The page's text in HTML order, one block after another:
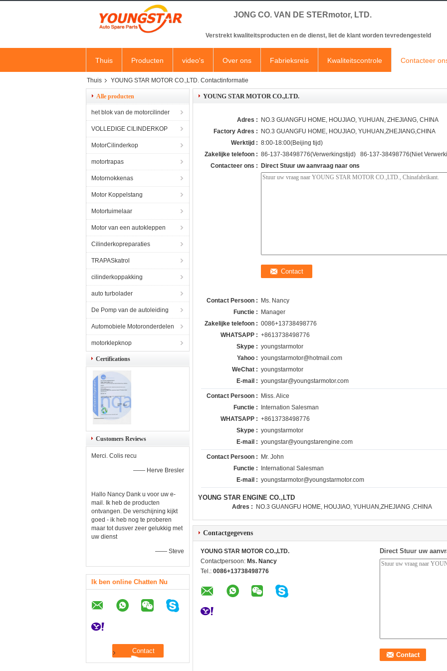
JONG CO. VAN DE STERmotor, LTD.
Verstrekt kwaliteitsproducten en de dienst, liet de klant worden tevredengesteld
Thuis Producten video's Over ons Fabrieksreis Kwaliteitscontrole Contacteer
Thuis YOUNG STAR MOTOR CO.,LTD. Contactinformatie
Alle producten
het blok van de motorcilinder
VOLLEDIGE CILINDERKOP
MotorCilinderkop
motortrapas
Motornokkenas
Motor Koppelstang
Motortuimelaar
Motor van een autokleppen
Cilinderkopreparaties
TRAPASkatrol
cilinderkoppakking
auto turbolader
De Pomp van de autoleiding
Automobiele Motoronderdelen
motorklepknop
Certifications
Customers Reviews
Merci. Colis recu
—— Herve Bresler
Hallo Nancy Dank u voor uw e-
mail. Ik heb de producten
ontvangen. De verschijning kijkt
goed - ik heb nog te proberen
maar tot dusver zeer gelukkig met
uw dienst
—— Steve
Ik ben online Chatten Nu
YOUNG STAR MOTOR CO.,LTD.
Adres :
NO.3 GUANGFU HOME, HOUJIAO, YUHUAN, ZHEJIANG, CHINA
Factory Adres :
NO.3 GUANGFU HOME, HOUJIAO, YUHUAN,ZHEJIANG,CHINA
Werktijd : 8:00-18:00(Beijing tijd)
Zakelijke telefoon : 86-137-38498776(Verwerkingstijd) 86-137-38498776(Niet
Contacteer ons :
Direct Stuur uw aanvraag naar ons
Contact Persoon :
Ms. Nancy
Functie :
Manager
Zakelijke telefoon : 0086+13738498776
WHATSAPP : +8613738498776
Skype : youngstarmotor
Yahoo : youngstarmotor@hotmail.com
WeChat : youngstarmotor
E-mail : youngstar@youngstarmotor.com
Contact Persoon :
Miss. Alice
Functie :
Internation Salesman
WHATSAPP : +8613738498776
Skype : youngstarmotor
E-mail : youngstar@youngstarengine.com
Contact Persoon :
Mr. John
Functie :
International Salesman
E-mail : youngstarmotor@youngstarmotor.com
YOUNG STAR ENGINE CO.,LTD
Adres : NO.3 GUANGFU HOME, HOUJIAO, YUHUAN,ZHEJIANG ,CHINA
Contactgegevens
YOUNG STAR MOTOR CO.,LTD.
Contactpersoon: Ms. Nancy
Tel.: 0086+13738498776
Direct Stuur uw